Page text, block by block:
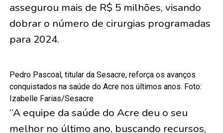
assegurou mais de R$ 5 milhões, visando
dobrar o número de cirurgias programadas
para 2024.
Pedro Pascoal, titular da Sesacre, reforça os avanços
conquistados na saúde do Acre nos últimos anos. Foto:
Izabelle Farias/Sesacre
“A equipe da saúde do Acre deu o seu
melhor no último ano, buscando recursos,